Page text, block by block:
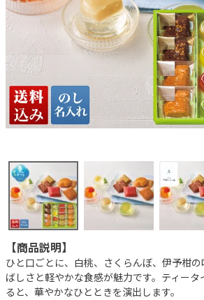
【商品説明】
ひと口ごとに、白桃、さくらんぼ、伊予柑
ばしさと軽やかな食感が魅力です。ティー
ると、華やかなひとときを演出します。